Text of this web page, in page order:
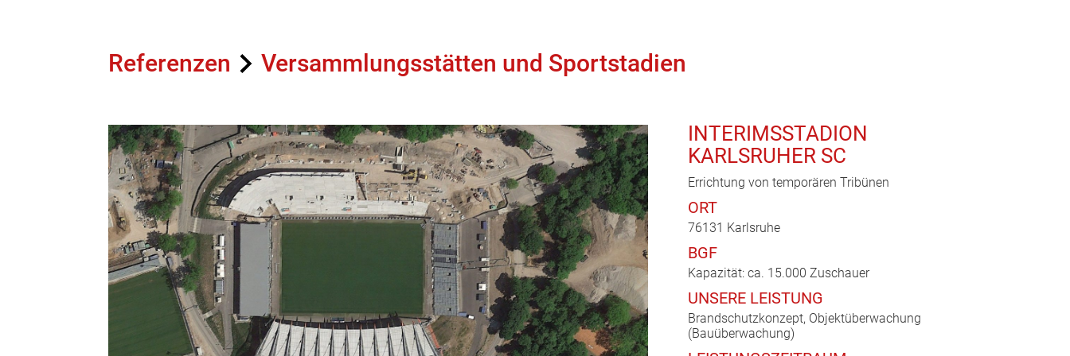
Referenzen Versammlungsstätten und Sportstadien
INTERIMSSTADION
KARLSRUHER SC
Errichtung von temporären Tribünen
ORT
76131 Karlsruhe
BGF
Kapazität: ca. 15.000 Zuschauer
UNSERE LEISTUNG
Brandschutzkonzept, Objektüberwachung
(Bauüberwachung)